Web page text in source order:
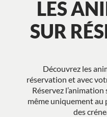
LES
SUR
Découvrez les
réservation et avec
Réservez
même uniquement
des